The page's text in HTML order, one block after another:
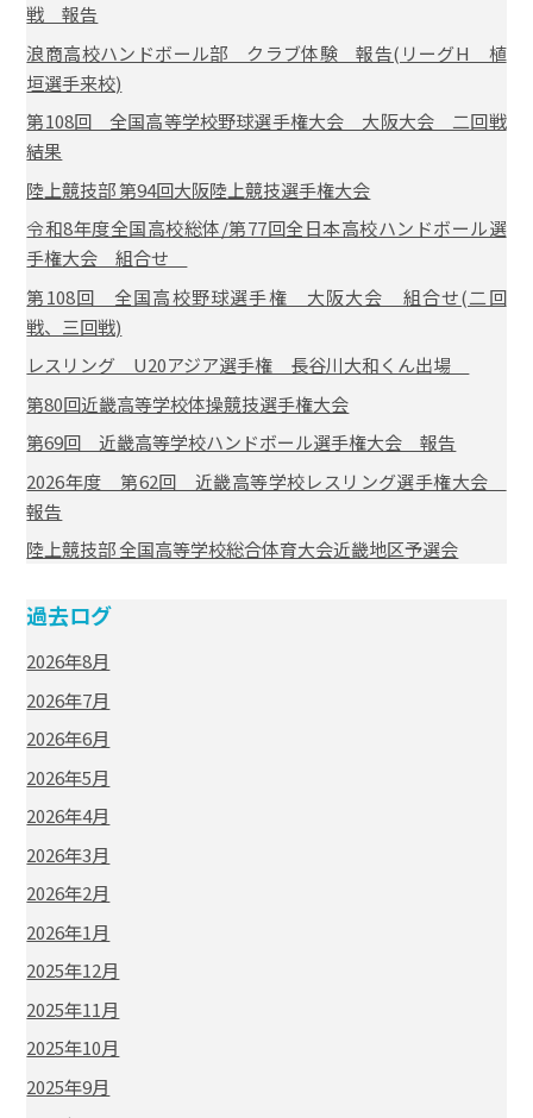
戦 報告
浪商高校ハンドボール部 クラブ体験 報告(リーグH 植
垣選手来校)
第108回 全国高等学校野球選手権大会 大阪大会 二回戦
結果
陸上競技部 第94回大阪陸上競技選手権大会
令和8年度全国高校総体/第77回全日本高校ハンドボール選
手権大会 組合せ
第108回 全国高校野球選手権 大阪大会 組合せ(二回
戦、三回戦)
レスリング U20アジア選手権 長谷川大和くん出場
第80回近畿高等学校体操競技選手権大会
第69回 近畿高等学校ハンドボール選手権大会 報告
2026年度 第62回 近畿高等学校レスリング選手権大会
報告
陸上競技部 全国高等学校総合体育大会近畿地区予選会
過去ログ
2026年8月
2026年7月
2026年6月
2026年5月
2026年4月
2026年3月
2026年2月
2026年1月
2025年12月
2025年11月
2025年10月
2025年9月